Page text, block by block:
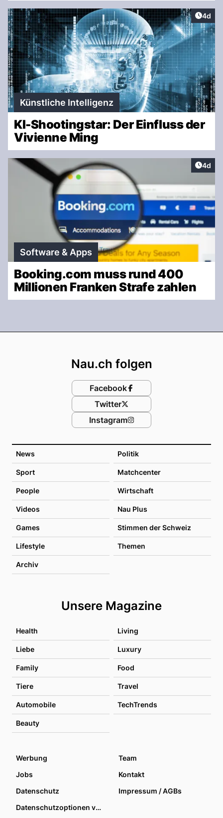
4d
Künstliche Intelligenz
KI-Shootingstar: Der Einfluss der
Vivienne Ming
4d
Software & Apps
Booking.com muss rund 400
Millionen Franken Strafe zahlen
News Politik
Sport Matchcenter
People Wirtschaft
Videos Nau Plus
Games Stimmen der Schweiz
Lifestyle Themen
Archiv
Unsere Magazine
Health Living
Liebe Luxury
Family Food
Tiere Travel
Automobile TechTrends
Beauty
Nau.ch folgen
Facebook
Twitter
Instagram
Werbung
Team
Jobs
Kontakt
Datenschutz
Impressum / AGBs
Datenschutzoptionen verwalten